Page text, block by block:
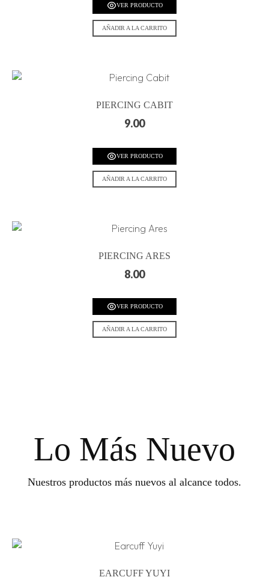
VER PRODUCTO
AÑADIR A LA CARRITO
PIERCING CABIT
9.00
VER PRODUCTO
AÑADIR A LA CARRITO
PIERCING ARES
8.00
VER PRODUCTO
AÑADIR A LA CARRITO
Lo Más Nuevo
Nuestros productos más nuevos al alcance todos.
EARCUFF YUYI